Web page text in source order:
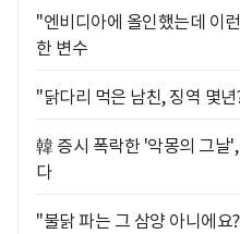
"엔비디아에 올인했는데 이
한 변수
"닭다리 먹은 남친, 징역 몇
韓 증시 폭락한 '악몽의 그날
다
"불닭 파는 그 삼양 아니에요